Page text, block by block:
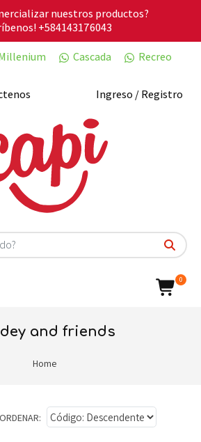
nuestros productos?
+584143176043
Cascada Recreo
Ingreso / Registro
0
and friends
Home
ORDENAR: